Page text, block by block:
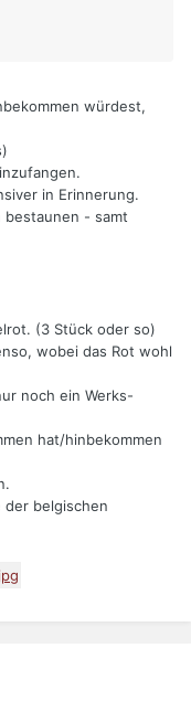
würdest,
in Erinnerung.
bestaunen - samt
(3 Stück oder so)
wobei das Rot wohl
noch ein Werks-
hat/hinbekommen
der belgischen